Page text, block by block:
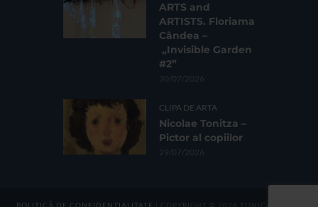
ARTS and
ARTISTS. Floriama
Cândea –
„Invisible Garden
#2”
30/07/2026
CLIPA DE ARTA
Nicolae Tonitza –
Pictor al copiilor
29/07/2026
POLITICĂ DE CONFIDENȚIALITATE | COPYRIGHT © 2026 TONICA GROUP